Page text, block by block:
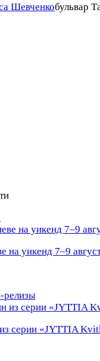
Шевченкобульвар
на уикенд 7–9
релизы
серии «JYTTIA